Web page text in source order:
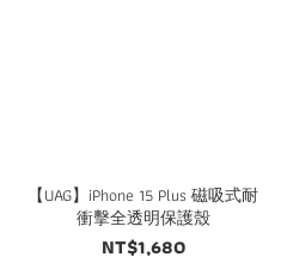
【UAG】iPhone 15 Plus 磁吸式耐
衝擊全透明保護殼
NT$1,680